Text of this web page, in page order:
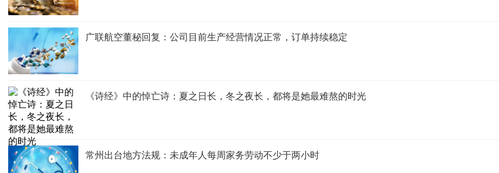
广联航空董秘回复：公司目前生产经营情况正常，订单持续稳定
《诗经》中的悼亡诗：夏之日长，冬之夜长，都将是她最难熬的时光
常州出台地方法规：未成年人每周家务劳动不少于两小时